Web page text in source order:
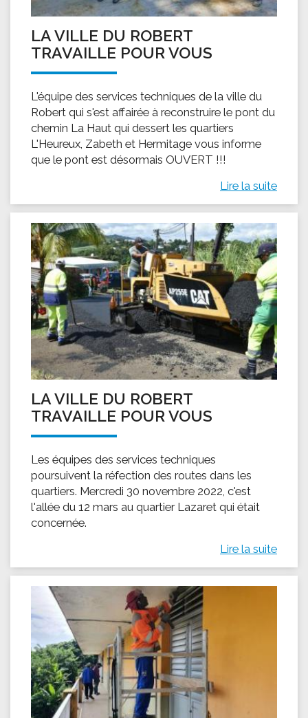
LA VILLE DU ROBERT
TRAVAILLE POUR VOUS
L'équipe des services techniques de la ville du
Robert qui s'est affairée à reconstruire le pont du
chemin La Haut qui dessert les quartiers
L'Heureux, Zabeth et Hermitage vous informe
que le pont est désormais OUVERT !!!
Lire la suite
LA VILLE DU ROBERT
TRAVAILLE POUR VOUS
Les équipes des services techniques
poursuivent la réfection des routes dans les
quartiers. ‎Mercredi ‎30 ‎novembre ‎2022, c'est
l'allée du 12 mars au quartier Lazaret qui était
concernée.
Lire la suite